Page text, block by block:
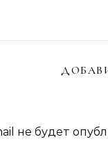
не будет